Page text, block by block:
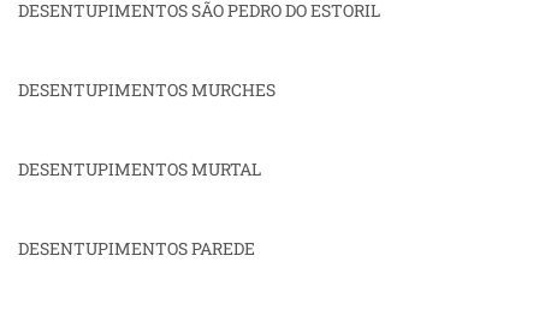
DESENTUPIMENTOS SÃO PEDRO DO ESTORIL
DESENTUPIMENTOS MURCHES
DESENTUPIMENTOS MURTAL
DESENTUPIMENTOS PAREDE